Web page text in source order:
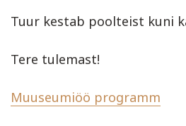
Tuur kestab poolteist kuni
Tere tulemast!
Muuseumiöö programm